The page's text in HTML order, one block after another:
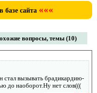
базе сайта «««
вопросы, темы (10)
стал вызывать брадикардию-
до наоборот.Ну нет слов(((